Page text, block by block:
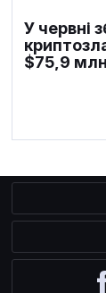
У червні
$75,9 млн